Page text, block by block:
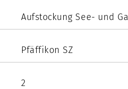
Aufstockung See- und
Pfäffikon SZ
2